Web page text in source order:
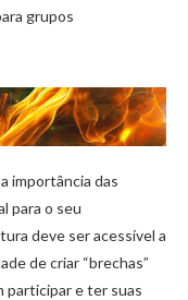
grupos
importância das
para o seu
deve ser acessível a
de criar “brechas”
participar e ter suas